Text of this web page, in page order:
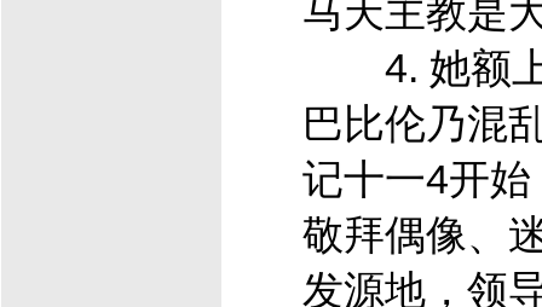
马天主教是
4. 她额上
巴比伦乃混
记十一4开
敬拜偶像、
发源地，领